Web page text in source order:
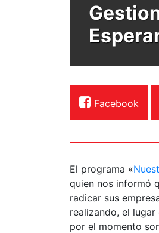
Facebook
El programa «
quien nos informó
radicar sus
realizando, el
por el momento